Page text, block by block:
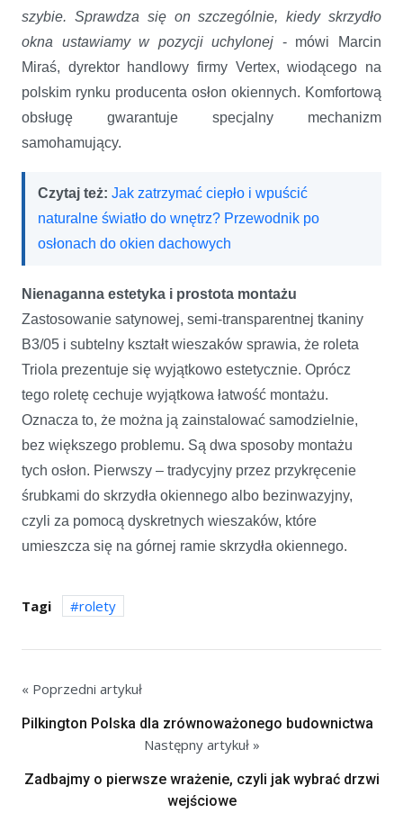
szybie. Sprawdza się on szczególnie, kiedy skrzydło
okna ustawiamy w pozycji uchylonej - mówi Marcin
Miraś, dyrektor handlowy firmy Vertex, wiodącego na
polskim rynku producenta osłon okiennych. Komfortową
obsługę gwarantuje specjalny mechanizm
samohamujący.
Czytaj też: Jak zatrzymać ciepło i wpuścić
naturalne światło do wnętrz? Przewodnik po
osłonach do okien dachowych
Nienaganna estetyka i prostota montażu
Zastosowanie satynowej, semi-transparentnej tkaniny
B3/05 i subtelny kształt wieszaków sprawia, że roleta
Triola prezentuje się wyjątkowo estetycznie. Oprócz
tego roletę cechuje wyjątkowa łatwość montażu.
Oznacza to, że można ją zainstalować samodzielnie,
bez większego problemu. Są dwa sposoby montażu
tych osłon. Pierwszy – tradycyjny przez przykręcenie
śrubkami do skrzydła okiennego albo bezinwazyjny,
czyli za pomocą dyskretnych wieszaków, które
umieszcza się na górnej ramie skrzydła okiennego.
Tagi rolety
« Poprzedni artykuł
Pilkington Polska dla zrównoważonego budownictwa
Następny artykuł »
Zadbajmy o pierwsze wrażenie, czyli jak wybrać drzwi
wejściowe